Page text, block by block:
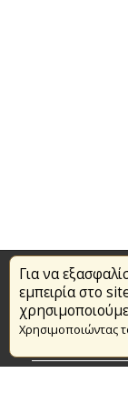
Για να
εμπειρία στο
Χρησιμοποιώντας
Επικαιρότητα
Το